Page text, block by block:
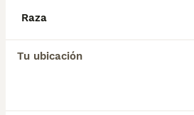
Raza
Tu ubicación